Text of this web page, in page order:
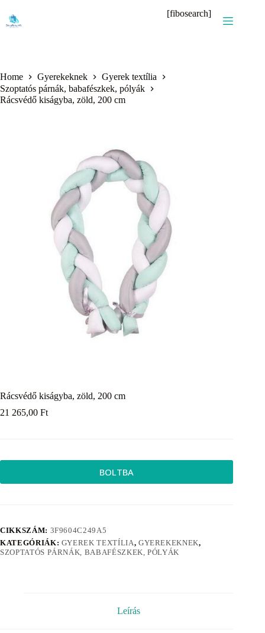
content
[fibosearch]
Home Gyerekeknek
Gyerek textília
Szoptatós párnák, babafészkek, pólyák
Rácsvédő kiságyba, zöld, 200 cm
Rácsvédő kiságyba, zöld, 200 cm
21 265,00 Ft
BOLTBA
CIKKSZÁM: 3F9604C249A5
KATEGÓRIÁK: GYEREK TEXTÍLIA, GYEREKEKNEK,
SZOPTATÓS PÁRNÁK, BABAFÉSZKEK, PÓLYÁK
Leírás